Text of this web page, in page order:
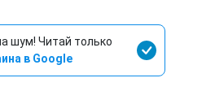
шум! Читай только
в Google